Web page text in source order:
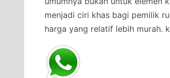
menjadi ciri khas bagi pemilik
harga yang relatif lebih murah.